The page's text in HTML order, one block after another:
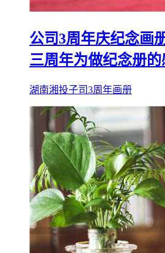
公司3周年庆纪念画
三周年为做纪念册
湖南湘投子司3周年画册